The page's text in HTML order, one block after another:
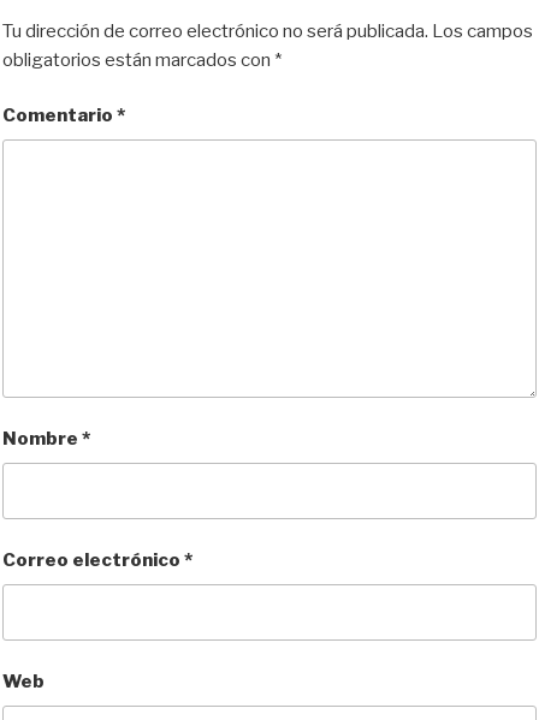
Tu dirección de correo electrónico no será publicada. Los campos
obligatorios están marcados con *
Comentario *
Nombre *
Correo electrónico *
Web